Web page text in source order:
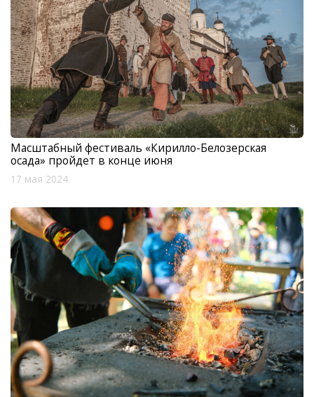
Масштабный фестиваль «Кирилло-Белозерская
осада» пройдет в конце июня
17 мая 2024